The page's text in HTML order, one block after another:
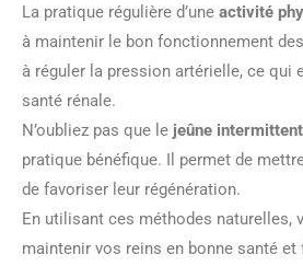
La pratique régulière d’une activité
à maintenir le bon fonctionnement
à réguler la pression artérielle, ce qui
santé rénale.
N’oubliez pas que le jeûne intermittent
pratique bénéfique. Il permet de
de favoriser leur régénération.
En utilisant ces méthodes naturelles,
maintenir vos reins en bonne santé